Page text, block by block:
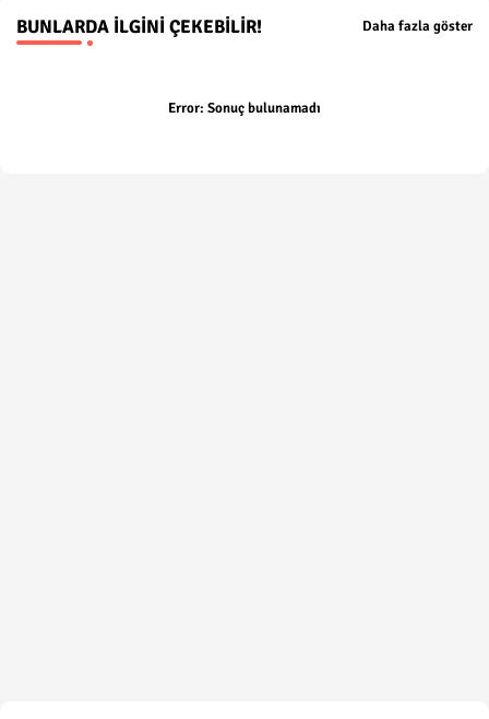
BUNLARDA İLGINI ÇEKEBILIR! Daha fazla göster
Error: Sonuç bulunamadı